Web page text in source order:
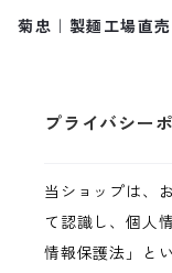
菊忠｜製麺工場直売
プライバシー
当ショップは、
て認識し、個人
情報保護法」と